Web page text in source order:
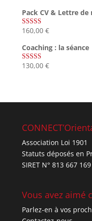
Pack CV & Lettre
Note5.00
160,00 €
Coaching : la séance
Note4.67
130,00 €
Association Loi 1901
Statuts déposés en
SIRET N° 813 667
Vous avez aimé
Parlez-en à vos